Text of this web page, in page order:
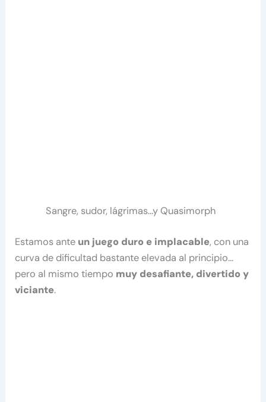
Sangre, sudor, lágrimas…y Quasimorph
Estamos ante un juego duro e implacable, con una
curva de dificultad bastante elevada al principio…
pero al mismo tiempo muy desafiante, divertido y
viciante.